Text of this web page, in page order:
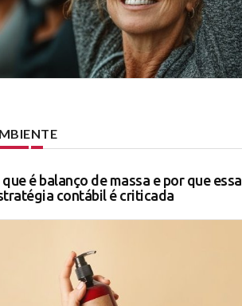
que é balanço de massa e por que essa
contábil é criticada